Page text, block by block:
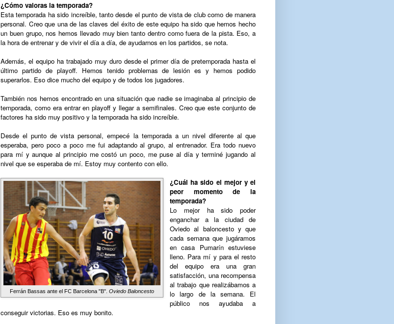
¿Cómo valoras la temporada?
Esta temporada ha sido increíble, tanto desde el punto de vista de club como de manera
personal. Creo que una de las claves del éxito de este equipo ha sido que hemos hecho
un buen grupo, nos hemos llevado muy bien tanto dentro como fuera de la pista. Eso, a
la hora de entrenar y de vivir el día a día, de ayudarnos en los partidos, se nota.
Además, el equipo ha trabajado muy duro desde el primer día de pretemporada hasta el
último partido de playoff. Hemos tenido problemas de lesión es y hemos podido
superarlos. Eso dice mucho del equipo y de todos los jugadores.
También nos hemos encontrado en una situación que nadie se imaginaba al principio de
temporada, como era entrar en playoff y llegar a semifinales. Creo que este conjunto de
factores ha sido muy positivo y la temporada ha sido increíble.
Desde el punto de vista personal, empecé la temporada a un nivel diferente al que
esperaba, pero poco a poco me fui adaptando al grupo, al entrenador. Era todo nuevo
para mí y aunque al principio me costó un poco, me puse al día y terminé jugando al
nivel que se esperaba de mí. Estoy muy contento con ello.
Ferrán Bassas ante el FC Barcelona "B". Oviedo Baloncesto
¿Cuál ha sido el mejor y el
peor momento de la
temporada?
Lo mejor ha sido poder
enganchar a la ciudad de
Oviedo al baloncesto y que
cada semana que jugáramos
en casa Pumarín estuviese
lleno. Para mí y para el resto
del equipo era una gran
satisfacción, una recompensa
al trabajo que realizábamos a
lo largo de la semana. El
público nos ayudaba a
conseguir victorias. Eso es muy bonito.